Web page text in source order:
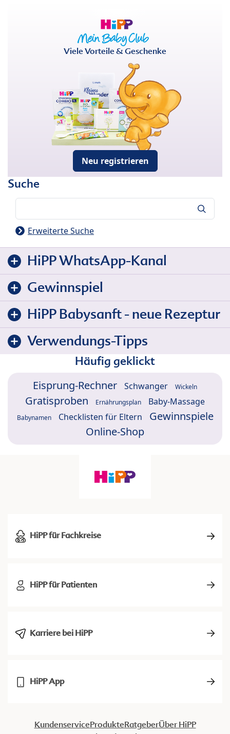
Viele Vorteile & Geschenke
Neu registrieren
Suche
Erweiterte Suche
HiPP WhatsApp-Kanal
Gewinnspiel
HiPP Babysanft - neue Rezeptur
Verwendungs-Tipps
Häufig geklickt
Eisprung-Rechner Schwanger Wickeln
Gratisproben Ernährungsplan Baby-Massage
Babynamen Checklisten für Eltern
Gewinnspiele
Online-Shop
HiPP für Fachkreise
HiPP für Patienten
Karriere bei HiPP
HiPP App
KundenserviceProdukteRatgeberÜber HiPP